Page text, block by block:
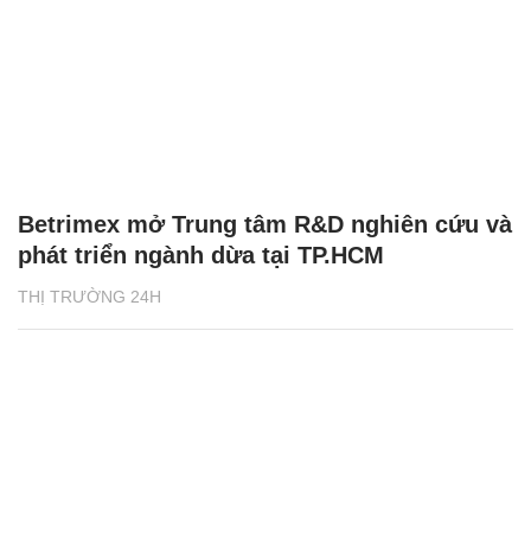
THỊ TRƯỜNG 24H
Betrimex mở Trung tâm R&D nghiên cứu và
phát triển ngành dừa tại TP.HCM